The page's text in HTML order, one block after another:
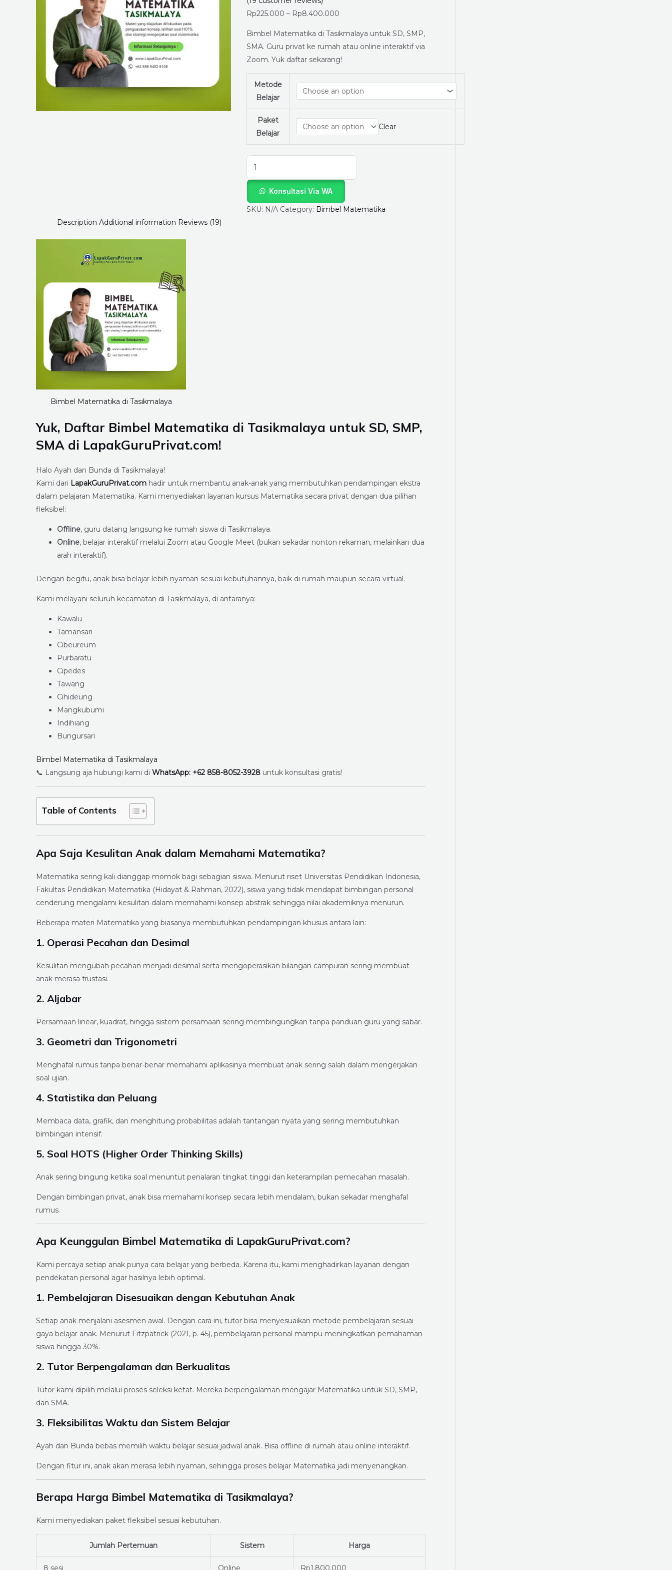
Rp225.000 – Rp8.400.000
Bimbel Matematika di Tasikmalaya untuk SD, SMP,
SMA. Guru privat ke rumah atau online interaktif via
Zoom. Yuk daftar sekarang!
Metode
Belajar
Paket
Belajar
Clear
SD,
SMA
di
LapakGuruPrivat.com!
Konsultasi Via WA
SKU: N/A Category: Bimbel Matematika
Description Additional information Reviews (19)
Bimbel Matematika di Tasikmalaya
Yuk, Daftar Bimbel Matematika di Tasikmalaya untuk SD, SMP,
SMA di LapakGuruPrivat.com!
Halo Ayah dan Bunda di Tasikmalaya!
Kami dari LapakGuruPrivat.com hadir untuk membantu anak-anak yang membutuhkan pendampingan ekstra
dalam pelajaran Matematika. Kami menyediakan layanan kursus Matematika secara privat dengan dua pilihan
fleksibel:
Offline, guru datang langsung ke rumah siswa di Tasikmalaya.
Online, belajar interaktif melalui Zoom atau Google Meet (bukan sekadar nonton rekaman, melainkan dua
arah interaktif).
Dengan begitu, anak bisa belajar lebih nyaman sesuai kebutuhannya, baik di rumah maupun secara virtual.
Kami melayani seluruh kecamatan di Tasikmalaya, di antaranya:
Kawalu
Tamansari
Cibeureum
Purbaratu
Cipedes
Tawang
Cihideung
Mangkubumi
Indihiang
Bungursari
Bimbel Matematika di Tasikmalaya
📞 Langsung aja hubungi kami di WhatsApp: +62 858-8052-3928 untuk konsultasi gratis!
Table of Contents
Apa Saja Kesulitan Anak dalam Memahami Matematika?
Matematika sering kali dianggap momok bagi sebagian siswa. Menurut riset Universitas Pendidikan Indonesia,
Fakultas Pendidikan Matematika (Hidayat & Rahman, 2022), siswa yang tidak mendapat bimbingan personal
cenderung mengalami kesulitan dalam memahami konsep abstrak sehingga nilai akademiknya menurun.
Beberapa materi Matematika yang biasanya membutuhkan pendampingan khusus antara lain:
1. Operasi Pecahan dan Desimal
Kesulitan mengubah pecahan menjadi desimal serta mengoperasikan bilangan campuran sering membuat
anak merasa frustasi.
2. Aljabar
Persamaan linear, kuadrat, hingga sistem persamaan sering membingungkan tanpa panduan guru yang sabar.
3. Geometri dan Trigonometri
Menghafal rumus tanpa benar-benar memahami aplikasinya membuat anak sering salah dalam mengerjakan
soal ujian.
4. Statistika dan Peluang
Membaca data, grafik, dan menghitung probabilitas adalah tantangan nyata yang sering membutuhkan
bimbingan intensif.
5. Soal HOTS (Higher Order Thinking Skills)
Anak sering bingung ketika soal menuntut penalaran tingkat tinggi dan keterampilan pemecahan masalah.
Dengan bimbingan privat, anak bisa memahami konsep secara lebih mendalam, bukan sekadar menghafal
rumus.
Apa Keunggulan Bimbel Matematika di LapakGuruPrivat.com?
Kami percaya setiap anak punya cara belajar yang berbeda. Karena itu, kami menghadirkan layanan dengan
pendekatan personal agar hasilnya lebih optimal.
1. Pembelajaran Disesuaikan dengan Kebutuhan Anak
Setiap anak menjalani asesmen awal. Dengan cara ini, tutor bisa menyesuaikan metode pembelajaran sesuai
gaya belajar anak. Menurut Fitzpatrick (2021, p. 45), pembelajaran personal mampu meningkatkan pemahaman
siswa hingga 30%.
2. Tutor Berpengalaman dan Berkualitas
Tutor kami dipilih melalui proses seleksi ketat. Mereka berpengalaman mengajar Matematika untuk SD, SMP,
dan SMA.
3. Fleksibilitas Waktu dan Sistem Belajar
Ayah dan Bunda bebas memilih waktu belajar sesuai jadwal anak. Bisa offline di rumah atau online interaktif.
Dengan fitur ini, anak akan merasa lebih nyaman, sehingga proses belajar Matematika jadi menyenangkan.
Berapa Harga Bimbel Matematika di Tasikmalaya?
Kami menyediakan paket fleksibel sesuai kebutuhan.
Jumlah Pertemuan Sistem Harga
8 sesi Online Rp1.800.000